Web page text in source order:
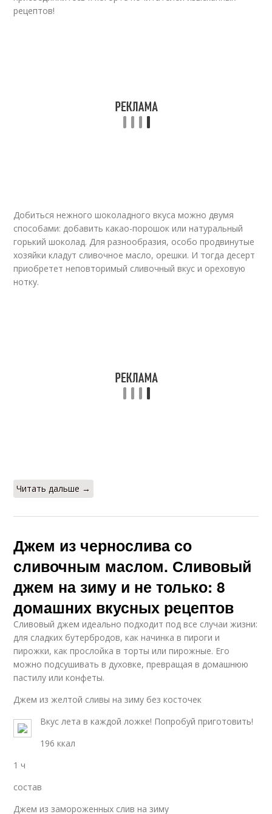
рецептов!
Добиться нежного шоколадного вкуса можно двумя
способами: добавить какао-порошок или натуральный
горький шоколад. Для разнообразия, особо продвинутые
хозяйки кладут сливочное масло, орешки. И тогда десерт
приобретет неповторимый сливочный вкус и ореховую
нотку.
Читать дальше →
Джем из чернослива со
сливочным маслом. Сливовый
джем на зиму и не только: 8
домашних вкусных рецептов
Сливовый джем идеально подходит под все случаи жизни:
для сладких бутербродов, как начинка в пироги и
пирожки, как прослойка в торты или пирожные. Его
можно подсушивать в духовке, превращая в домашнюю
пастилу или конфеты.
Джем из желтой сливы на зиму без косточек
Вкус лета в каждой ложке! Попробуй приготовить!
196 ккал
1 ч
состав
Джем из замороженных слив на зиму